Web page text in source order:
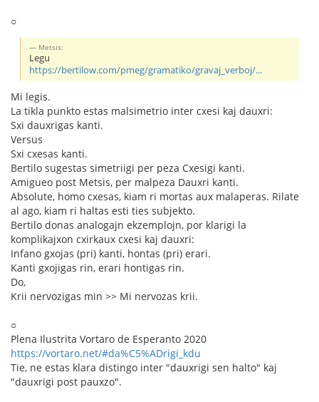
○
Metsis:
Legu
https://bertilow.com/pmeg/gramatiko/gravaj_verboj/...
Mi legis.
La tikla punkto estas malsimetrio inter cxesi kaj dauxri:
Sxi dauxrigas kanti.
Versus
Sxi cxesas kanti.
Bertilo sugestas simetriigi per peza Cxesigi kanti.
Amigueo post Metsis, per malpeza Dauxri kanti.
Absolute, homo cxesas, kiam ri mortas aux malaperas. Rilate
al ago, kiam ri haltas esti ties subjekto.
Bertilo donas analogajn ekzemplojn, por klarigi la
komplikajxon cxirkaux cxesi kaj dauxri:
Infano gxojas (pri) kanti, hontas (pri) erari.
Kanti gxojigas rin, erari hontigas rin.
Do,
Krii nervozigas min >> Mi nervozas krii.
○
Plena Ilustrita Vortaro de Esperanto 2020
https://vortaro.net/#da%C5%ADrigi_kdu
Tie, ne estas klara distingo inter "dauxrigi sen halto" kaj
"dauxrigi post pauxzo".